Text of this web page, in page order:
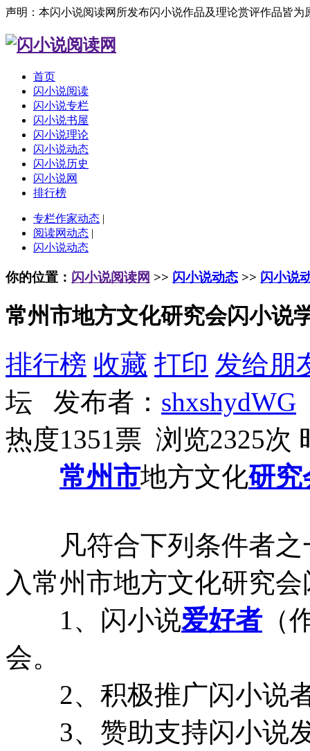
声明：本闪小说阅读网所发布闪小说作品及理论赏评作品皆
首页
闪小说阅读
闪小说专栏
闪小说书屋
闪小说理论
闪小说动态
闪小说历史
闪小说网
排行榜
专栏作家动态 |
阅读网动态 |
闪小说动态
你的位置： 闪小说阅读网 >> 闪小说动态 >> 闪小说
常州市地方文化研究会闪小说
排行榜 收藏 打印 发给朋
坛 发布者： shxshydWG
热度1351票 浏览2325次
常州市地方文化研究
凡符合下列条件者之
入常州市地方文化研究
1、闪小说爱好者 （
会。
2、积极推广闪小说
3、赞助支持闪小说